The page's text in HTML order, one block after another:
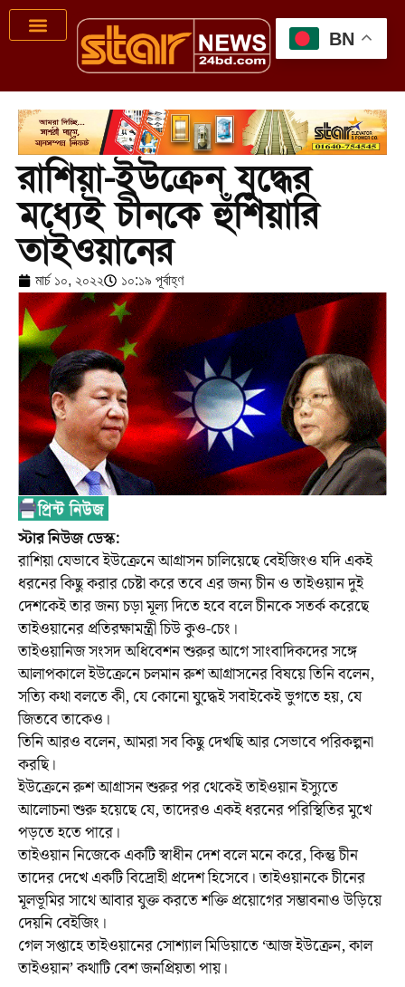
রাশিয়া-ইউক্রেন যুদ্ধের
মধ্যেই চীনকে হুঁশিয়ারি
তাইওয়ানের
মার্চ ১০, ২০২২ ১০:১৯ পূর্বাহ্ণ
স্টার নিউজ ডেস্ক:
রাশিয়া যেভাবে ইউক্রেনে আগ্রাসন চালিয়েছে বেইজিংও যদি একই
ধরনের কিছু করার চেষ্টা করে তবে এর জন্য চীন ও তাইওয়ান দুই
দেশকেই তার জন্য চড়া মূল্য দিতে হবে বলে চীনকে সতর্ক করেছে
তাইওয়ানের প্রতিরক্ষামন্ত্রী চিউ কুও-চেং।
তাইওয়ানিজ সংসদ অধিবেশন শুরুর আগে সাংবাদিকদের সঙ্গে
আলাপকালে ইউক্রেনে চলমান রুশ আগ্রাসনের বিষয়ে তিনি বলেন,
সত্যি কথা বলতে কী, যে কোনো যুদ্ধেই সবাইকেই ভুগতে হয়, যে
জিতবে তাকেও।
তিনি আরও বলেন, আমরা সব কিছু দেখছি আর সেভাবে পরিকল্পনা
করছি।
ইউক্রেনে রুশ আগ্রাসন শুরুর পর থেকেই তাইওয়ান ইস্যুতে
আলোচনা শুরু হয়েছে যে, তাদেরও একই ধরনের পরিস্থিতির মুখে
পড়তে হতে পারে।
তাইওয়ান নিজেকে একটি স্বাধীন দেশ বলে মনে করে, কিন্তু চীন
তাদের দেখে একটি বিদ্রোহী প্রদেশ হিসেবে। তাইওয়ানকে চীনের
মূলভূমির সাথে আবার যুক্ত করতে শক্তি প্রয়োগের সম্ভাবনাও উড়িয়ে
দেয়নি বেইজিং।
গেল সপ্তাহে তাইওয়ানের সোশ্যাল মিডিয়াতে ‘আজ ইউক্রেন, কাল
তাইওয়ান’ কথাটি বেশ জনপ্রিয়তা পায়।
BN